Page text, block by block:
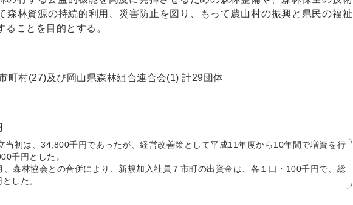
森林資源の持続的利用、災害防止を図り、もって農山村の振興と県民の福祉
ることを目的とする。
町村(27)及び岡山県森林組合連合会(1) 計29団体
当初は、34,800千円であったが、経営改善策として平成11年度から10年間で増資を行
千円とした。
、森林協会との合併により、新規加入社員７市町の出資金は、各１口・100千円で、総
した。